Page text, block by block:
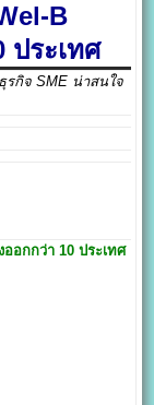
B
ประเทศ
ธุรกิจ SME น่าสนใจ
ออกกว่า 10 ประเทศ